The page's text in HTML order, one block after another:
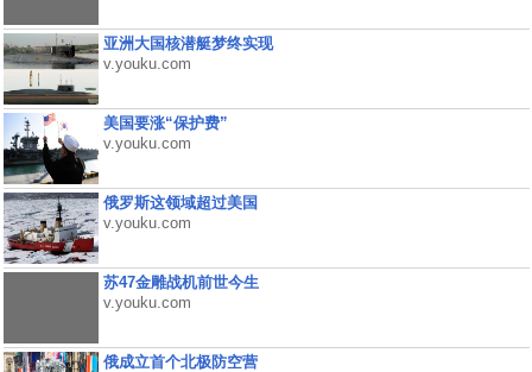
亚洲大国核潜艇梦终实现
v.youku.com
美国要涨“保护费”
v.youku.com
俄罗斯这领域超过美国
v.youku.com
苏47金雕战机前世今生
v.youku.com
俄成立首个北极防空营